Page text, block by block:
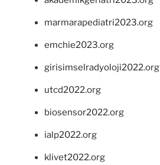
marmarapediatri2023.org
emchie2023.org
girisimselradyoloji2022.org
utcd2022.org
biosensor2022.org
ialp2022.org
klivet2022.org